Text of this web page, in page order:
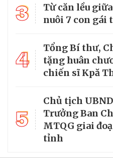
3
Từ căn lều
nuôi 7 con gái
4
Tổng Bí thư,
tặng huân
chiến sĩ Kpă
5
Chủ tịch
Trưởng Ban
MTQG giai
tỉnh